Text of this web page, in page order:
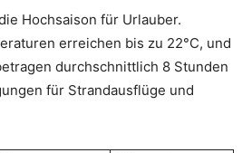
Hochsaison für Urlauber.
erreichen bis zu 22°C, und
durchschnittlich 8 Stunden
für Strandausflüge und